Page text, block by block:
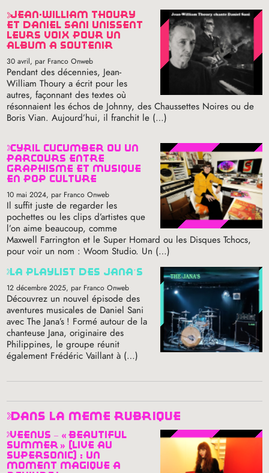
la playlist des jana’s
12 décembre 2025, par Franco Onweb
Découvrez un nouvel épisode des
aventures musicales de Daniel Sani
avec The Jana’s ! Formé autour de la
chanteuse Jana, originaire des
Philippines, le groupe réunit
également Frédéric Vaillant à (…)
jean-william thoury
et daniel sani unissent
leurs voix pour un
album à soutenir
30 avril, par Franco Onweb
Pendant des décennies, Jean-
William Thoury a écrit pour les
autres, façonnant des textes où
résonnaient les échos de Johnny, des Chaussettes Noires ou de
Boris Vian. Aujourd’hui, il franchit le (…)
cyril cucumber ou un
parcours entre
graphisme et musique
en pop culture
10 mai 2024, par Franco Onweb
Il suffit juste de regarder les
pochettes ou les clips d’artistes que
l’on aime beaucoup, comme
Maxwell Farrington et le Super Homard ou les Disques Tchocs,
pour voir un nom : Woom Studio. Un (…)
dans la même rubrique
veenus – « beautiful
summer » (live au
supersonic) : un
moment magique à